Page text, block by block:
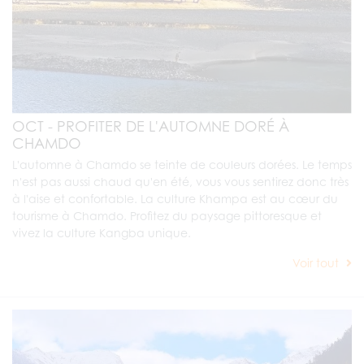
OCT - PROFITER DE L'AUTOMNE DORÉ À
CHAMDO
L'automne à Chamdo se teinte de couleurs dorées. Le temps
n'est pas aussi chaud qu'en été, vous vous sentirez donc très
à l'aise et confortable. La culture Khampa est au cœur du
tourisme à Chamdo. Profitez du paysage pittoresque et
vivez la culture Kangba unique.
Voir tout